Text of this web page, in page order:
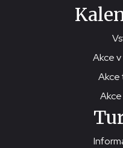
Akce
Akce